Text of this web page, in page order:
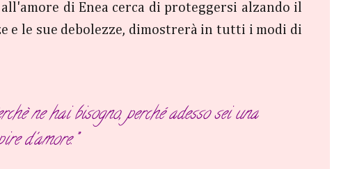
di Enea cerca di proteggersi alzando il
e le sue debolezze, dimostrerà in tutti i modi di
ne hai bisogno, perché adesso sei una
d'amore.”